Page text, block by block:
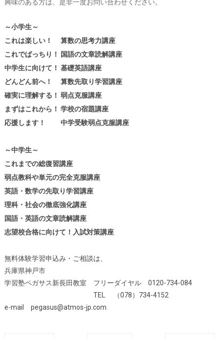
興味のある方は、是非一度お問い合わせください。
～小学生～
これは楽しい！ 算数の思考力講座
これでばっちり！ 国語の文章読解講座
中学生に向けて！ 基礎英語講座
どんどん前へ！ 算数先取り学習講座
確実に理解する！ 弱点克服講座
まずはこれから！ 学校の宿題講座
応援します！ 中学受験弱点克服講座
～中学生～
これまでの総復習講座
弱点教科や単元の完全克服講座
英語・数学の先取り学習講座
理科・社会の徹底強化講座
国語・英語の文章読解講座
志望校合格に向けて！入試対策講座
無料体験学習申込み・ご相談は、
兵庫県神戸市
学習塾ペガサス新長田教室 フリーダイヤル 0120-734-084
TEL （078）734-4152
e-mail pegasus@atmos-jp.com